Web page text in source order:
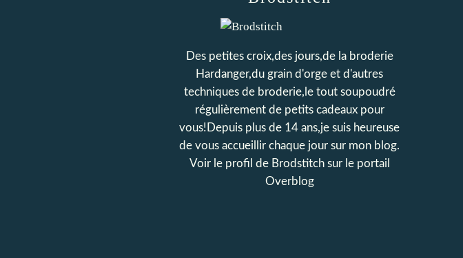
Des petites croix,des jours,de la broderie
Hardanger,du grain d'orge et d'autres
techniques de broderie,le tout soupoudré
régulièrement de petits cadeaux pour
vous!Depuis plus de 14 ans,je suis heureuse
de vous accueillir chaque jour sur mon blog.
Voir le profil de Brodstitchsur le portail
Overblog